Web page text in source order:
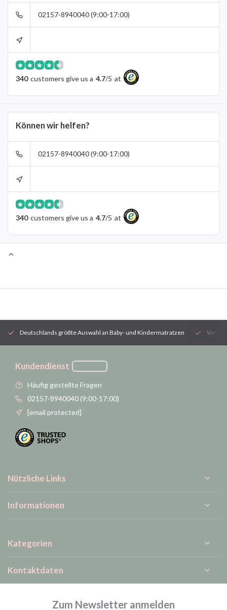
02157-8940040 (9:00-17:00)
340 customers give us a 4.7/5 at
Können wir helfen?
02157-8940040 (9:00-17:00)
340 customers give us a 4.7/5 at
Deutschlands größte Auswahl an Baby- und Kindermatratzen
Kundendienst
Häufig gestellte Fragen
02157-8940040 (9:00-17:00)
[email protected]
Nützliche Links
Informationen
Kategorien
Kontaktdaten
Zum Newsletter anmelden